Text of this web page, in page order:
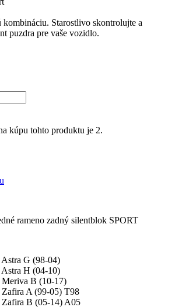
kombináciu. Starostlivo skontrolujte a
puzdra pre vaše vozidlo.
kúpu tohto produktu je 2.
rameno zadný silentblok SPORT
G (98-04)
H (04-10)
B (10-17)
A (99-05) T98
B (05-14) A05